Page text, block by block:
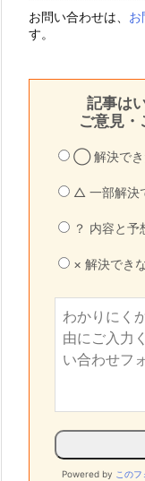
お問い合わせは、 お
す。
記事は
ご意見
◯ 解決でき
△ 一部解決
？ 内容と予
× 解決でき
Powered by この